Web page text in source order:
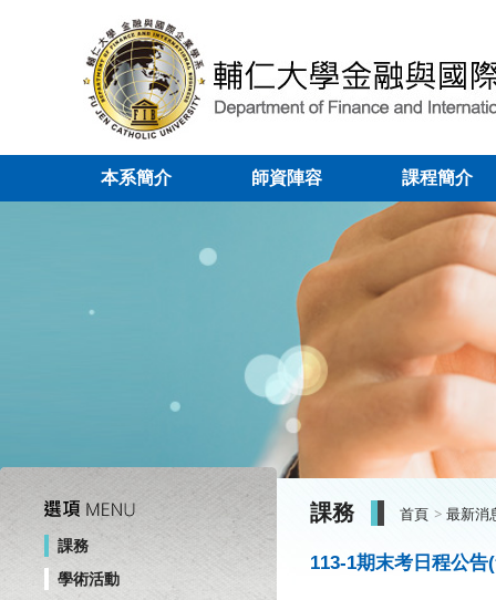
本系簡介 師資陣容 課程簡介
課務
學術活動
課務 首頁 最新消
113-1期末考日程公